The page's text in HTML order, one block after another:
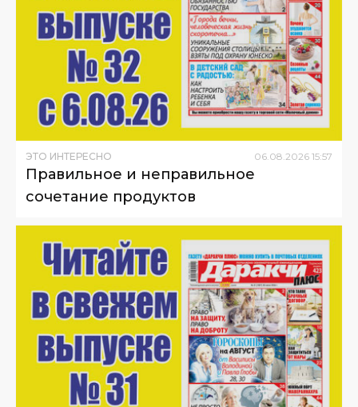
ЭТО ИНТЕРЕСНО 06.08.2026 15:57
Правильное и неправильное
сочетание продуктов